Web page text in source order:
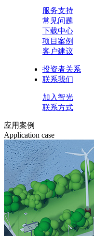
服务支持
常见问题
下载中心
项目案例
客户建议
投资者关系
联系我们
加入智光
联系方式
应用案例
Application case